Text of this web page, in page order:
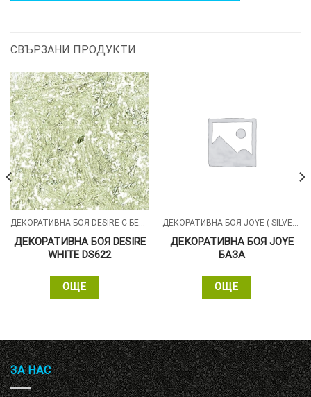
СВЪРЗАНИ ПРОДУКТИ
ДЕКОРАТИВНА БОЯ DESIRE С БЕЛИ СИЛИКОНОВИ ЧАСТИЦИ
ДЕКОРАТИВНА БОЯ DESIRE
WHITE DS622
ОЩЕ
ДЕКОРАТИВНА БОЯ JOYE ( SILVER , GOLD )
ДЕКОРАТИВНА БОЯ JOYE
БАЗА
ОЩЕ
ЗА НАС